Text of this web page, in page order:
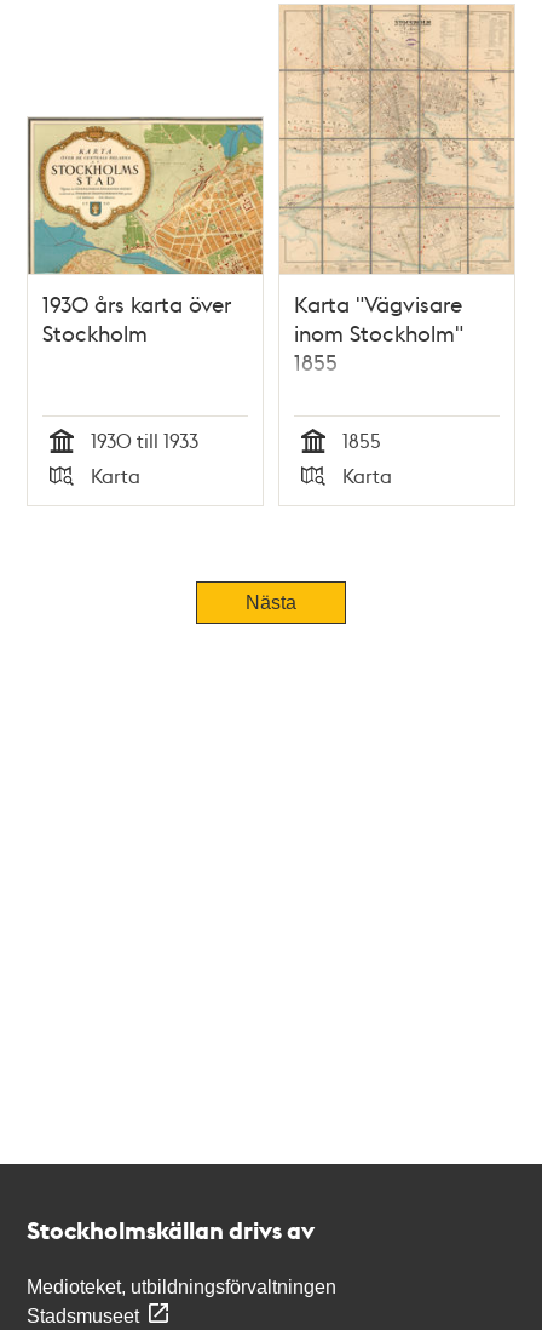
1930 års karta över
Stockholm
Tid
1930 till 1933
Typ
Karta
Karta "Vägvisare
inom Stockholm"
1855
Tid
1855
Typ
Karta
Nästa
Stockholmskällan drivs av
Medioteket, utbildningsförvaltningen
Stadsmuseet